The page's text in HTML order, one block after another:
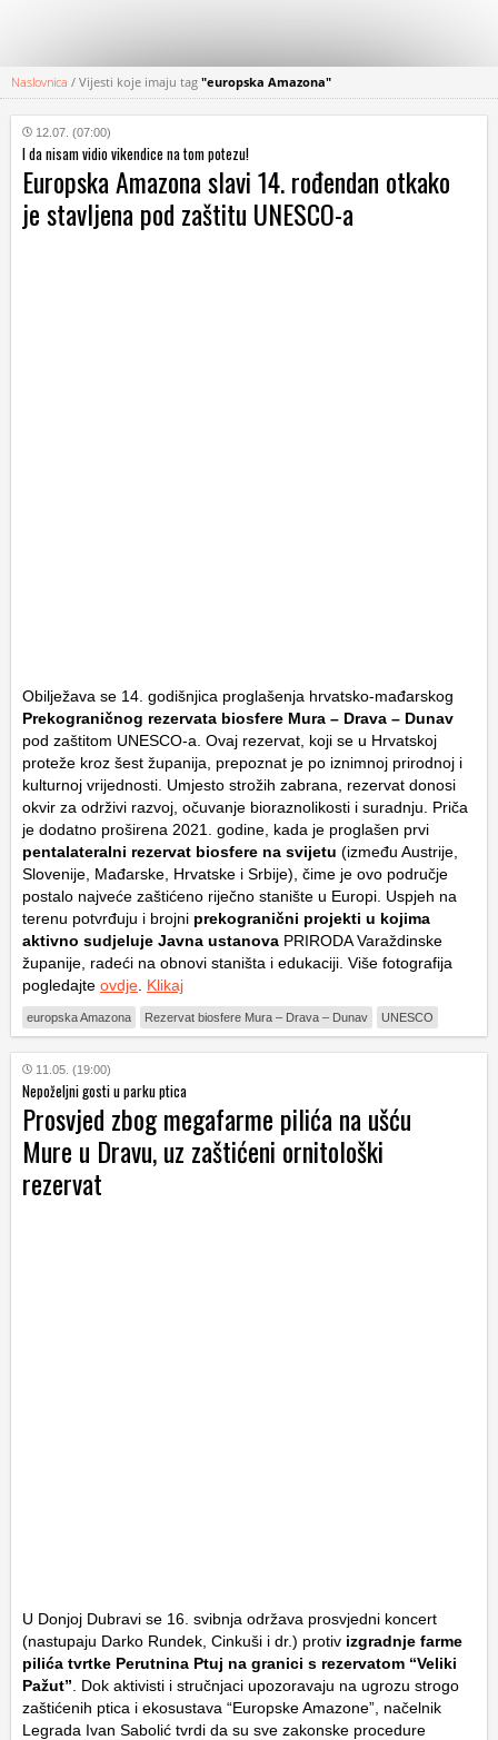
KATEGORIJE
HRVATSKI
WEB
Naslovnica / Vijesti koje imaju tag "europska Amazona"
12.07. (07:00)
I da nisam vidio vikendice na tom potezu!
Europska Amazona slavi 14. rođendan otkako
je stavljena pod zaštitu UNESCO-a
Obilježava se 14. godišnjica proglašenja hrvatsko-mađarskog
Prekograničnog rezervata biosfere Mura – Drava – Dunav
pod zaštitom UNESCO-a. Ovaj rezervat, koji se u Hrvatskoj
proteže kroz šest županija, prepoznat je po iznimnoj prirodnoj i
kulturnoj vrijednosti. Umjesto strožih zabrana, rezervat donosi
okvir za održivi razvoj, očuvanje bioraznolikosti i suradnju. Priča
je dodatno proširena 2021. godine, kada je proglašen prvi
pentalateralni rezervat biosfere na svijetu (između Austrije,
Slovenije, Mađarske, Hrvatske i Srbije), čime je ovo područje
postalo najveće zaštićeno riječno stanište u Europi. Uspjeh na
terenu potvrđuju i brojni prekogranični projekti u kojima
aktivno sudjeluje Javna ustanova PRIRODA Varaždinske
županije, radeći na obnovi staništa i edukaciji. Više fotografija
pogledajte ovdje Klikaj
europska Amazona Rezervat biosfere Mura – Drava – Dunav UNESCO
11.05. (19:00)
Nepoželjni gosti u parku ptica
Prosvjed zbog megafarme pilića na ušću
Mure u Dravu, uz zaštićeni ornitološki
rezervat
U Donjoj Dubravi se 16. svibnja održava prosvjedni koncert
(nastupaju Darko Rundek, Cinkuši i dr.) protiv izgradnje farme
pilića tvrtke Perutnina Ptuj na granici s rezervatom “Veliki
Pažut” . Dok aktivisti i stručnjaci upozoravaju na ugrozu strogo
zaštićenih ptica i ekosustava “Europske Amazone”, načelnik
Legrada Ivan Sabolić tvrdi da su sve zakonske procedure